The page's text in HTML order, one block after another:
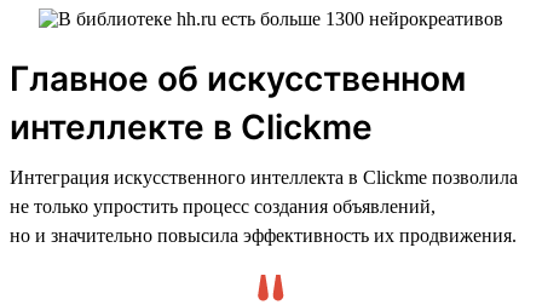
Главное об искусственном
интеллекте в Clickme
Интеграция искусственного интеллекта в Clickme позволила
не только упростить процесс создания объявлений,
но и значительно повысила эффективность их продвижения.